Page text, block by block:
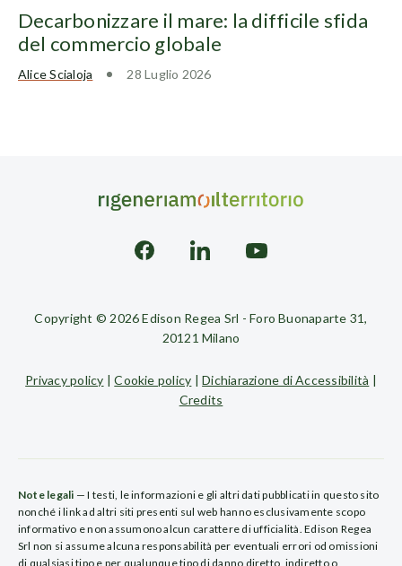
Decarbonizzare il mare: la difficile sfida
del commercio globale
Alice Scialoja 28 Luglio 2026
Copyright © 2026 Edison Regea Srl - Foro Buonaparte 31,
20121 Milano
Privacy policy |Cookie policy |Dichiarazione di Accessibilità |
Credits
Note legali — I testi, le informazioni e gli altri dati pubblicati in questo sito
nonché i link ad altri siti presenti sul web hanno esclusivamente scopo
informativo e non assumono alcun carattere di ufficialità. Edison Regea
Srl non si assume alcuna responsabilità per eventuali errori od omissioni
di qualsiasi tipo e per qualunque tipo di danno diretto, indiretto o